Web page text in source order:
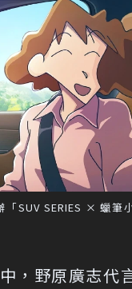
「SUV SERIES × 蠟筆
，野原廣志代